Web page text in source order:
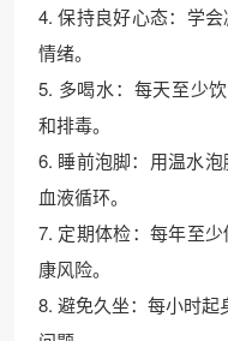
4. 保持良好心态：学
情绪。
5. 多喝水：每天至少
和排毒。
6. 睡前泡脚：用温水
血液循环。
7. 定期体检：每年至
康风险。
8. 避免久坐：每小时